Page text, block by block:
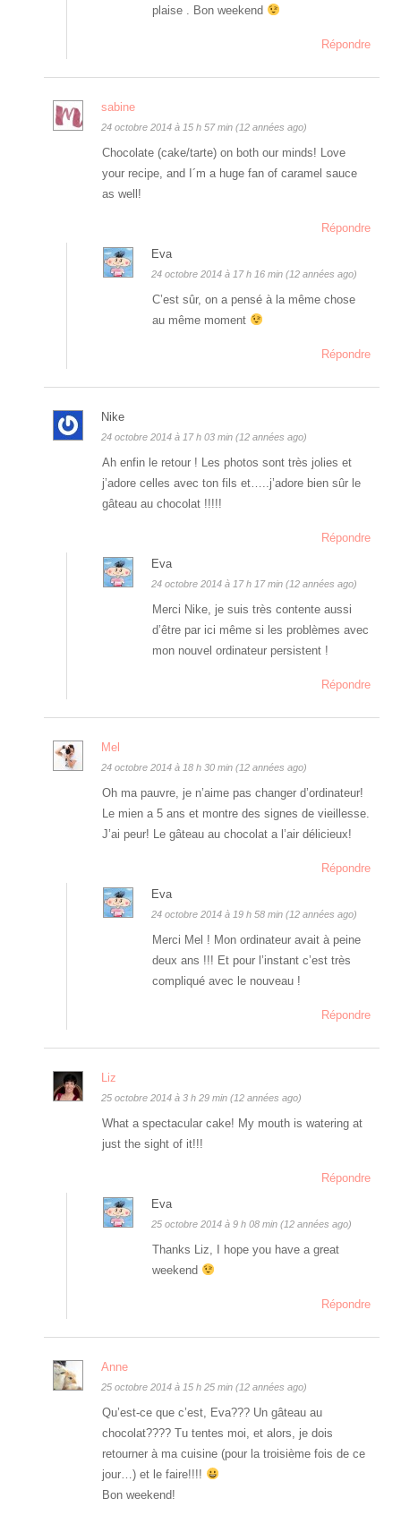
plaise . Bon weekend
Répondre
sabine
24 octobre 2014 à 15 h 57 min (12 années ago)
Chocolate (cake/tarte) on both our minds! Love
your recipe, and I´m a huge fan of caramel sauce
as well!
Répondre
Eva
24 octobre 2014 à 17 h 16 min (12 années ago)
C’est sûr, on a pensé à la même chose
au même moment
Répondre
Nike
24 octobre 2014 à 17 h 03 min (12 années ago)
Ah enfin le retour ! Les photos sont très jolies et
j’adore celles avec ton fils et…..j’adore bien sûr le
gâteau au chocolat !!!!!
Répondre
Eva
24 octobre 2014 à 17 h 17 min (12 années ago)
Merci Nike, je suis très contente aussi
d’être par ici même si les problèmes avec
mon nouvel ordinateur persistent !
Répondre
Mel
24 octobre 2014 à 18 h 30 min (12 années ago)
Oh ma pauvre, je n’aime pas changer d’ordinateur!
Le mien a 5 ans et montre des signes de vieillesse.
J’ai peur! Le gâteau au chocolat a l’air délicieux!
Répondre
Eva
24 octobre 2014 à 19 h 58 min (12 années ago)
Merci Mel ! Mon ordinateur avait à peine
deux ans !!! Et pour l’instant c’est très
compliqué avec le nouveau !
Répondre
Liz
25 octobre 2014 à 3 h 29 min (12 années ago)
What a spectacular cake! My mouth is watering at
just the sight of it!!!
Répondre
Eva
25 octobre 2014 à 9 h 08 min (12 années ago)
Thanks Liz, I hope you have a great
weekend
Répondre
Anne
25 octobre 2014 à 15 h 25 min (12 années ago)
Qu’est-ce que c’est, Eva??? Un gâteau au
chocolat???? Tu tentes moi, et alors, je dois
retourner à ma cuisine (pour la troisième fois de ce
jour…) et le faire!!!!
Bon weekend!